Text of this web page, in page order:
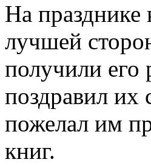
На празднике
лучшей
получили его
поздравил
пожелал им
книг.